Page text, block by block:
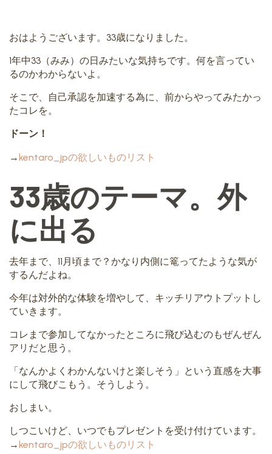
おはようございます。33歳になりました。
1年中33（みみ）の日みたいな気持ちです。何を言ってい
るのかわからないよ。
そこで、自己承認を加速する為に、前からやってみたかっ
たコレを。
ドーン！
→kentaro_jpの欲しいものリスト
33歳のテーマ。外
に出る
去年まで、11月頃まで？かなり内側に篭ってたような気が
するんだよね。
今年は対外的な体験を増やして、キッチリアウトプットし
ていきます。
コレまで参加してなかったところに飛び込むのもぜんぜん
アリだと思う。
「なんかよくわかんないけと楽しそう」という直感を大事
にして飛びこもう。そうしよう。
おしまい。
しつこいけど、いつでもプレゼントを受け付けています。
→kentaro_jpの欲しいものリスト